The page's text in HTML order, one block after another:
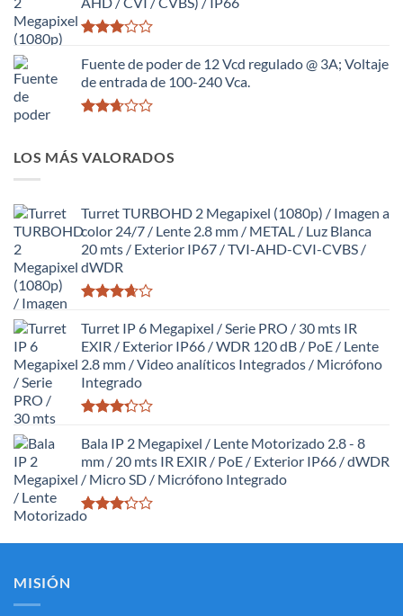
con
2.98
de 5
Fuente de poder de 12 Vcd regulado @ 3A; Voltaje
de entrada de 100-240 Vca.
2.64
LOS MÁS VALORADOS
Turret TURBOHD 2 Megapixel (1080p) / Imagen a
color 24/7 / Lente 2.8 mm / METAL / Luz Blanca
20 mts / Exterior IP67 / TVI-AHD-CVI-CVBS /
dWDR
con
3.63de
5
Turret IP 6 Megapixel / Serie PRO / 30 mts IR
EXIR / Exterior IP66 / WDR 120 dB / PoE / Lente
2.8 mm / Video analíticos Integrados / Micrófono
Integrado
con
de
5
Bala IP 2 Megapixel / Lente Motorizado 2.8 - 8
mm / 20 mts IR EXIR / PoE / Exterior IP66 / dWDR
/ Micro SD / Micrófono Integrado
Valorado
MISIÓN